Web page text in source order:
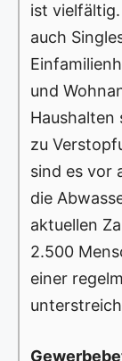
ist
auch
und
Haushalten
zu
sind es vor
die
aktuellen
2.500
einer